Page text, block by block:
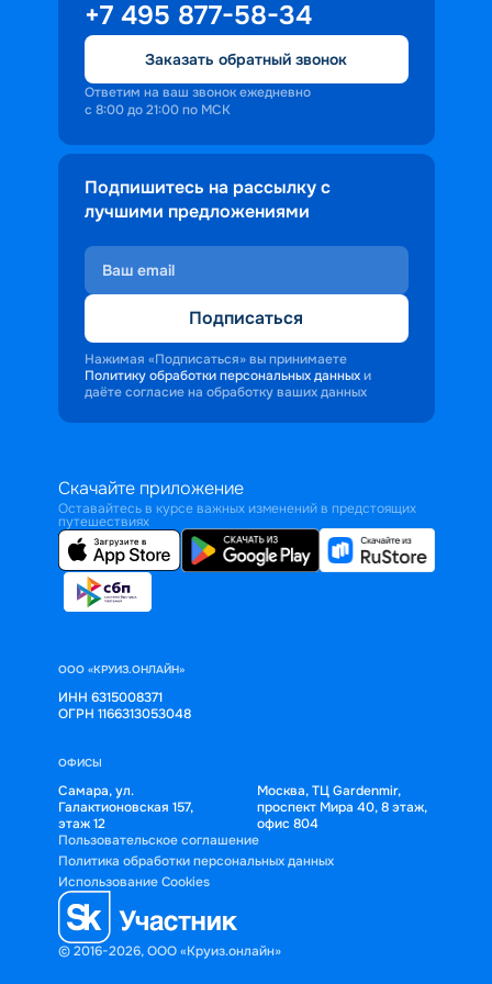
+7 495 877-58-34
Заказать обратный звонок
Ответим на ваш звонок ежедневно
с 8:00 до 21:00 по МСК
Подпишитесь на рассылку с
лучшими предложениями
Подписаться
Нажимая «Подписаться» вы принимаете
Политику обработки персональных данных и
даёте согласие на обработку ваших данных
Скачайте приложение
Оставайтесь в курсе важных изменений в предстоящих
путешествиях
ООО «КРУИЗ.ОНЛАЙН»
ИНН 6315008371
ОГРН 1166313053048
ОФИСЫ
Самара, ул.
Галактионовская 157,
этаж 12
Москва, ТЦ Gardenmir,
проспект Мира 40, 8 этаж,
офис 804
© 2016-2026, ООО «Круиз.онлайн»
Пользовательское соглашение
Политика обработки персональных данных
Использование Cookies